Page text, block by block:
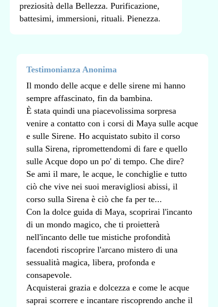
preziosità della Bellezza. Purificazione,
battesimi, immersioni, rituali. Pienezza.
Testimonianza Anonima
Il mondo delle acque e delle sirene mi hanno
sempre affascinato, fin da bambina.
È stata quindi una piacevolissima sorpresa
venire a contatto con i corsi di Maya sulle acque
e sulle Sirene. Ho acquistato subito il corso
sulla Sirena, ripromettendomi di fare e quello
sulle Acque dopo un po' di tempo. Che dire?
Se ami il mare, le acque, le conchiglie e tutto
ciò che vive nei suoi meravigliosi abissi, il
corso sulla Sirena è ciò che fa per te...
Con la dolce guida di Maya, scoprirai l'incanto
di un mondo magico, che ti proietterà
nell'incanto delle tue mistiche profondità
facendoti riscoprire l'arcano mistero di una
sessualità magica, libera, profonda e
consapevole.
Acquisterai grazia e dolcezza e come le acque
saprai scorrere e incantare riscoprendo anche il